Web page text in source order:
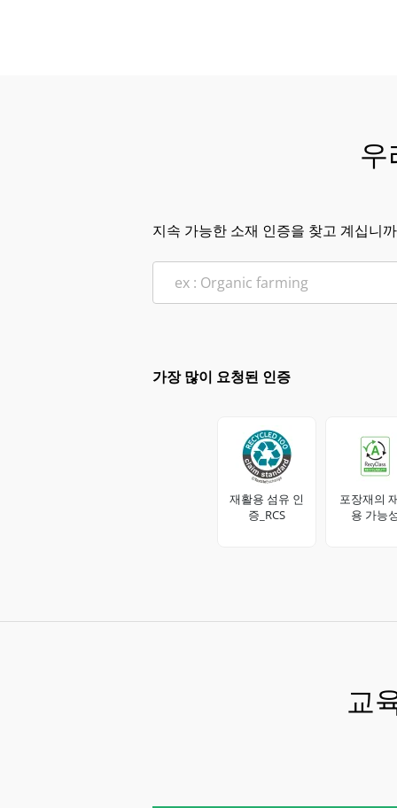
우
지속 가능한 소재 인증을 찾고 계십니
가장 많이 요청된 인증
재활용 섬유 인
증_RCS
포장재의
용 가능
교